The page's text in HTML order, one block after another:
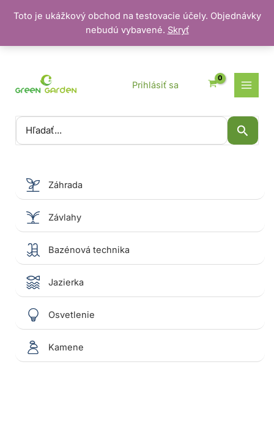
Toto je ukážkový obchod na testovacie účely. Objednávky
nebudú vybavené. Skryť
Vyhľadať:
Prihlásiť sa
Záhrada
Závlahy
Bazénová technika
Jazierka
Osvetlenie
Kamene